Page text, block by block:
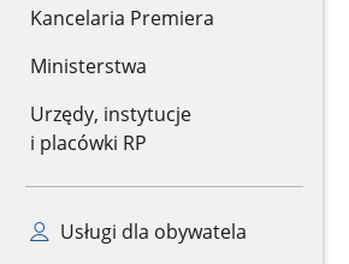
Kancelaria Premiera
Ministerstwa
Urzędy, instytucje
i placówki RP
Usługi dla obywatela